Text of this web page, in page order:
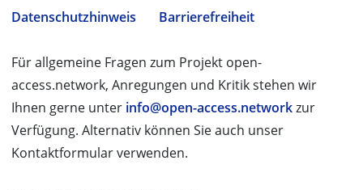
Datenschutzhinweis
Barrierefreiheit
Für allgemeine Fragen zum Projekt open-
access.network, Anregungen und Kritik stehen wir
Ihnen gerne unter info@open-access.networkzur
Verfügung. Alternativ können Sie auch unser
Kontaktformular verwenden.